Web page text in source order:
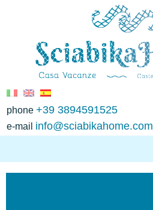
phone+39 3894591525
e-mail info@sciabikahome.com